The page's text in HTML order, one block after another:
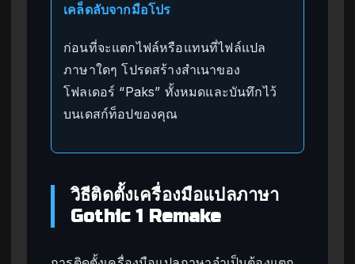
เคล็ดลับจากมือโปร
ก่อนที่จะแตกไฟล์หรือแทนที่ไฟล์แปล
ภาษาใดๆ โปรดสร้างสำเนาของ
โฟลเดอร์ “Paks” ทั้งหมดและบันทึกไว้
บนเดสก์ท็อปของคุณ
วิธีติดตั้งเครื่องมือแปลภาษา
Gothic 1 Remake